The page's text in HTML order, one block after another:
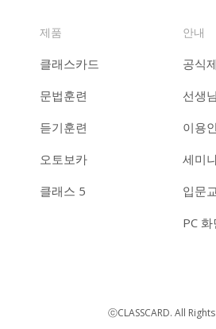
제품
클래스카드
문법훈련
듣기훈련
오토보카
클래스 5
안내
공식
선생
이용
세미
입문
PC
ⓒCLASSCARD. All